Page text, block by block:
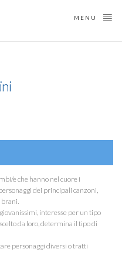
MENU
e che hanno nel cuore i
dei principali canzoni,
interesse per un tipo
da loro, determina il tipo di
personaggi diversi o tratti